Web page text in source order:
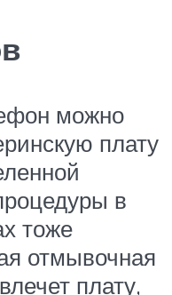
можно
плату
в
тоже
отмывочная
плату,